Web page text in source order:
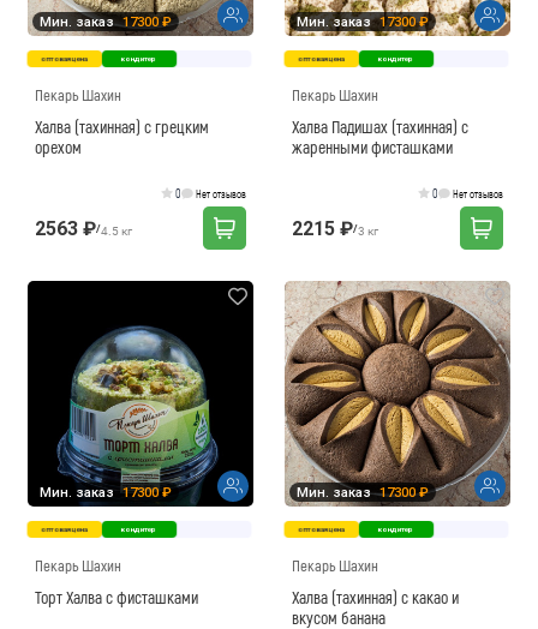
Мин. заказ 17300 ₽
оптовая цена кондитер
Пекарь Шахин
Халва (тахинная) с грецким
орехом
0 Нет отзывов
2563 ₽/4.5 кг
Мин. заказ 17300 ₽
оптовая цена кондитер
Пекарь Шахин
Халва Падишах (тахинная) с
жаренными фисташками
0 Нет отзывов
2215 ₽/3 кг
Мин. заказ 17300 ₽
оптовая цена кондитер
Пекарь Шахин
Торт Халва с фисташками
Мин. заказ 17300 ₽
оптовая цена кондитер
Пекарь Шахин
Халва (тахинная) с какао и
вкусом банана